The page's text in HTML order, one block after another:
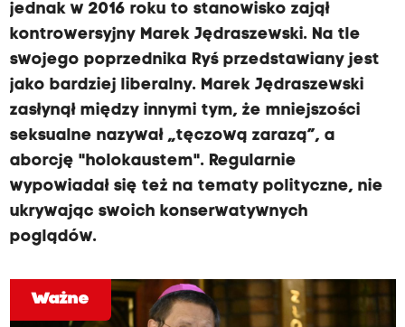
jednak w 2016 roku to stanowisko zajął
kontrowersyjny Marek Jędraszewski. Na tle
swojego poprzednika Ryś przedstawiany jest
jako bardziej liberalny. Marek Jędraszewski
zasłynął między innymi tym, że mniejszości
seksualne nazywał „tęczową zarazą”, a
aborcję "holokaustem". Regularnie
wypowiadał się też na tematy polityczne, nie
ukrywając swoich konserwatywnych
poglądów.
Ważne